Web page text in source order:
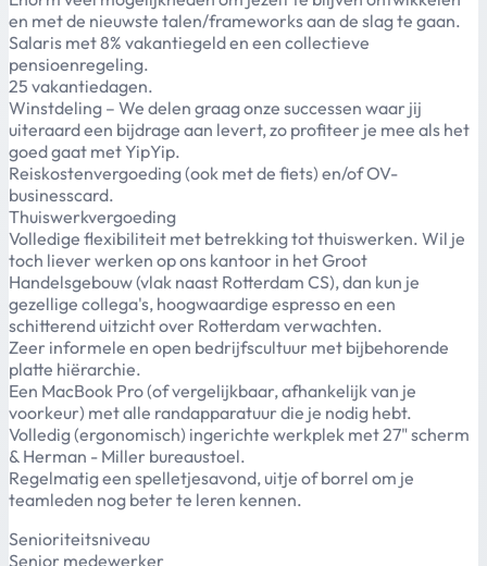
en met de nieuwste talen/frameworks aan de slag te gaan.
Salaris met 8% vakantiegeld en een collectieve
pensioenregeling.
25 vakantiedagen.
Winstdeling – We delen graag onze successen waar jij
uiteraard een bijdrage aan levert, zo profiteer je mee als het
goed gaat met YipYip.
Reiskostenvergoeding (ook met de fiets) en/of OV-
businesscard.
Thuiswerkvergoeding
Volledige flexibiliteit met betrekking tot thuiswerken. Wil je
toch liever werken op ons kantoor in het Groot
Handelsgebouw (vlak naast Rotterdam CS), dan kun je
gezellige collega's, hoogwaardige espresso en een
schitterend uitzicht over Rotterdam verwachten.
Zeer informele en open bedrijfscultuur met bijbehorende
platte hiërarchie.
Een MacBook Pro (of vergelijkbaar, afhankelijk van je
voorkeur) met alle randapparatuur die je nodig hebt.
Volledig (ergonomisch) ingerichte werkplek met 27" scherm
& Herman - Miller bureaustoel.
Regelmatig een spelletjesavond, uitje of borrel om je
teamleden nog beter te leren kennen.
Senioriteitsniveau
Senior medewerker